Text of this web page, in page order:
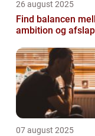
26 august 2025
Find balancen
ambition og
07 august 2025